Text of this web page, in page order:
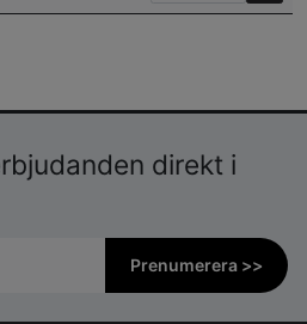
direkt i
Prenumerera >>